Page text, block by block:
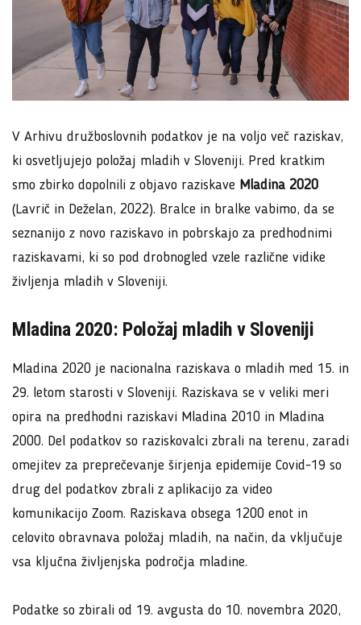
V Arhivu družboslovnih podatkov je na voljo več raziskav,
ki osvetljujejo položaj mladih v Sloveniji. Pred kratkim
smo zbirko dopolnili z objavo raziskave Mladina 2020
(Lavrič in Deželan, 2022). Bralce in bralke vabimo, da se
seznanijo z novo raziskavo in pobrskajo za predhodnimi
raziskavami, ki so pod drobnogled vzele različne vidike
življenja mladih v Sloveniji.
Mladina 2020: Položaj mladih v Sloveniji
Mladina 2020 je nacionalna raziskava o mladih med 15. in
29. letom starosti v Sloveniji. Raziskava se v veliki meri
opira na predhodni raziskavi Mladina 2010 in Mladina
2000. Del podatkov so raziskovalci zbrali na terenu, zaradi
omejitev za preprečevanje širjenja epidemije Covid-19 so
drug del podatkov zbrali z aplikacijo za video
komunikacijo Zoom. Raziskava obsega 1200 enot in
celovito obravnava položaj mladih, na način, da vključuje
vsa ključna življenjska področja mladine.
Podatke so zbirali od 19. avgusta do 10. novembra 2020,